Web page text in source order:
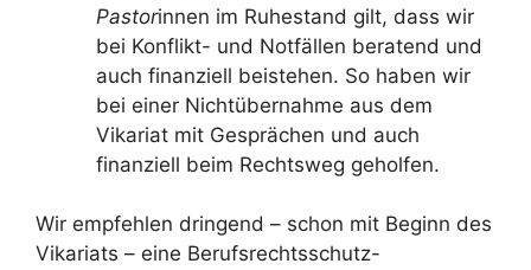
Pastorinnen im Ruhestand gilt, dass wir
bei Konflikt- und Notfällen beratend und
auch finanziell beistehen. So haben wir
bei einer Nichtübernahme aus dem
Vikariat mit Gesprächen und auch
finanziell beim Rechtsweg geholfen.
Wir empfehlen dringend – schon mit Beginn des
Vikariats – eine Berufsrechtsschutz-